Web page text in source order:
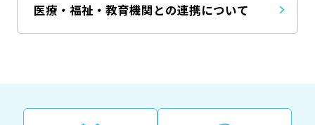
医療・福祉・教育機関との連携について